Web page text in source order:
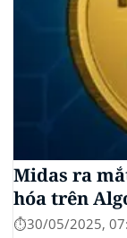
Midas ra
hóa trên
⏱️30/05/2025,